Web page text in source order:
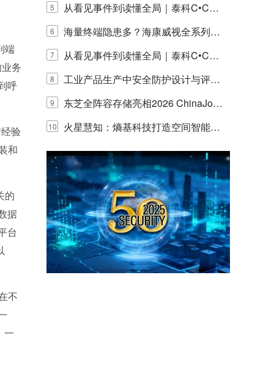
端
务
呼
验
和
的
据
台
不
一
宁解码安防出海新范式
5
从看见事件到读懂全局｜泰科C•CUR
E IQ 3.20开启安防运营智能新时代
6
海量终端隐患多？海康威视全系列物
联安全产品，四层守护更放心！
7
从看见事件到读懂全局｜泰科C•CUR
E IQ 3.20开启安防运营智能新时代
8
工业产品生产中安全防护设计与评估
的实践与探讨
9
东芝全阵容存储亮相2026 ChinaJo
y，以海量数据底座赋能“与AI同游”新
体验
10
火星慧知：熵基科技打造空间智能时
代的认知中枢